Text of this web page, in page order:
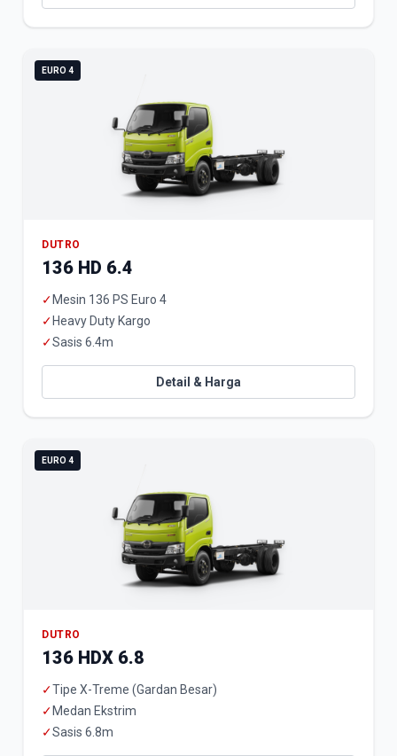
EURO 4
DUTRO
136 HD 6.4
✓ Mesin 136 PS Euro 4
✓ Heavy Duty Kargo
✓Sasis 6.4m
Detail & Harga
EURO 4
DUTRO
136 HDX 6.8
✓Tipe X-Treme (Gardan Besar)
✓ Medan Ekstrim
✓Sasis 6.8m